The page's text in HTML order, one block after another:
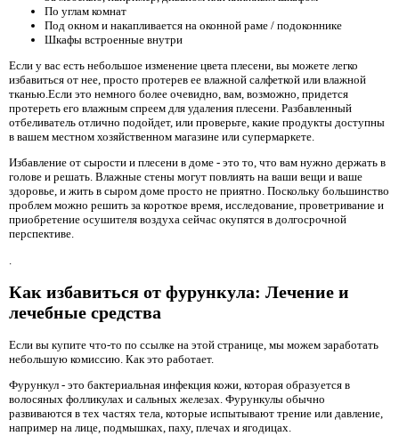
По углам комнат
Под окном и накапливается на оконной раме / подоконнике
Шкафы встроенные внутри
Если у вас есть небольшое изменение цвета плесени, вы можете легко
избавиться от нее, просто протерев ее влажной салфеткой или влажной
тканью.Если это немного более очевидно, вам, возможно, придется
протереть его влажным спреем для удаления плесени. Разбавленный
отбеливатель отлично подойдет, или проверьте, какие продукты доступны
в вашем местном хозяйственном магазине или супермаркете.
Избавление от сырости и плесени в доме - это то, что вам нужно держать в
голове и решать. Влажные стены могут повлиять на ваши вещи и ваше
здоровье, и жить в сыром доме просто не приятно. Поскольку большинство
проблем можно решить за короткое время, исследование, проветривание и
приобретение осушителя воздуха сейчас окупятся в долгосрочной
перспективе.
Как избавиться от фурункула: Лечение и
лечебные средства
Если вы купите что-то по ссылке на этой странице, мы можем заработать
небольшую комиссию. Как это работает.
Фурункул - это бактериальная инфекция кожи, которая образуется в
волосяных фолликулах и сальных железах. Фурункулы обычно
развиваются в тех частях тела, которые испытывают трение или давление,
например на лице, подмышках, паху, плечах и ягодицах.